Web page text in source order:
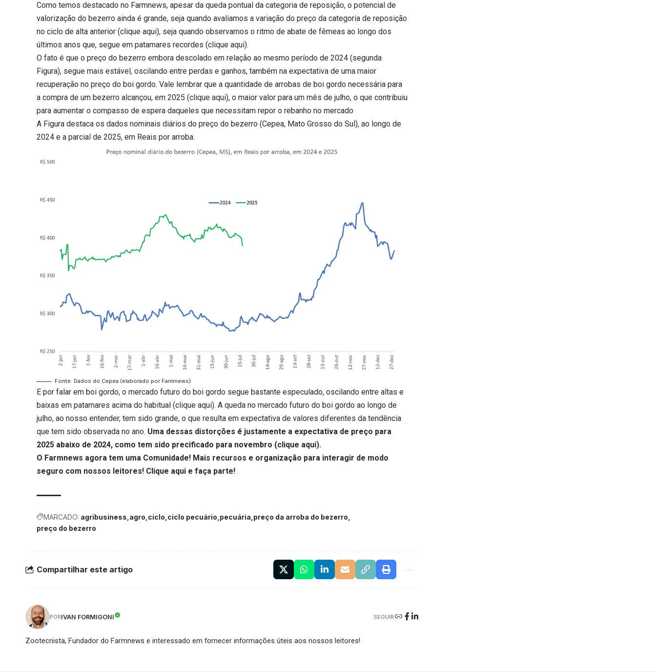
Como temos destacado no Farmnews, apesar da queda pontual da categoria de reposição, o potencial de
valorização do bezerro ainda é grande, seja quando avaliamos a variação do preço da categoria de reposição
no ciclo de alta anterior (clique aqui), seja quando observamos o ritmo de abate de fêmeas ao longo dos
últimos anos que, segue em patamares recordes (clique aqui).
O fato é que o preço do bezerro embora descolado em relação ao mesmo período de 2024 (segunda
Figura), segue mais estável, oscilando entre perdas e ganhos, também na expectativa de uma maior
recuperação no preço do boi gordo. Vale lembrar que a quantidade de arrobas de boi gordo necessária para
a compra de um bezerro alcançou, em 2025 (clique aqui), o maior valor para um mês de julho, o que contribuiu
para aumentar o compasso de espera daqueles que necessitam repor o rebanho no mercado
A Figura destaca os dados nominais diários do preço do bezerro (Cepea, Mato Grosso do Sul), ao longo de
2024 e a parcial de 2025, em Reais por arroba.
Fonte: Dados do Cepea (elaborado por Farmnews)
E por falar em boi gordo, o mercado futuro do boi gordo segue bastante especulado, oscilando entre altas e
baixas em patamares acima do habitual (clique aqui). A queda no mercado futuro do boi gordo ao longo de
julho, ao nosso entender, tem sido grande, o que resulta em expectativa de valores diferentes da tendência
que tem sido observada no ano. Uma dessas distorções é justamente a expectativa de preço para
2025 abaixo de 2024, como tem sido precificado para novembro (clique aqui).
O Farmnews agora tem uma Comunidade! Mais recursos e organização para interagir de modo
seguro com nossos leitores! Clique aqui e faça parte!
MARCADO: agribusiness agro ciclo ciclo pecuário pecuária preço da arroba do bezerro
preço do bezerro
Compartilhar este artigo
PORIVAN FORMIGONI SEGUIR
Zootecnista, Fundador do Farmnews e interessado em fornecer informações úteis aos nossos leitores!